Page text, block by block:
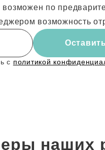
по
возможность
с политикой
наших